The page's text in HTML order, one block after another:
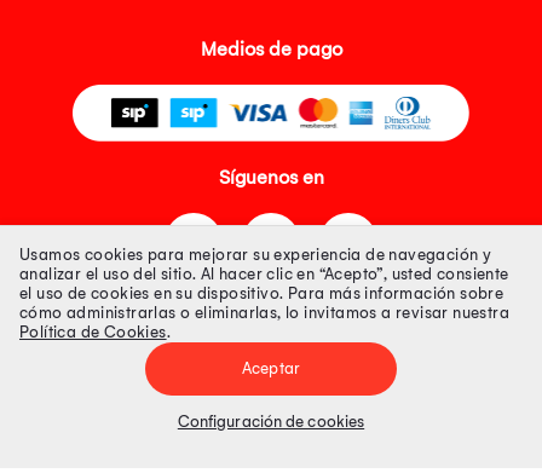
Medios de pago
Síguenos en
Tienda 100% Segura
Tiendas Peruanas S.A. R.U.C. Nº 20493020618. Todos los derechos
Precios disponibles solo en www.oechsle.pe. Precios online publicados
Usamos cookies para mejorar su experiencia de navegación y
analizar el uso del sitio. Al hacer clic en “Acepto”, usted consiente
el uso de cookies en su dispositivo. Para más información sobre
cómo administrarlas o eliminarlas, lo invitamos a revisar nuestra
Política de Cookies.
Aceptar
Configuración de cookies